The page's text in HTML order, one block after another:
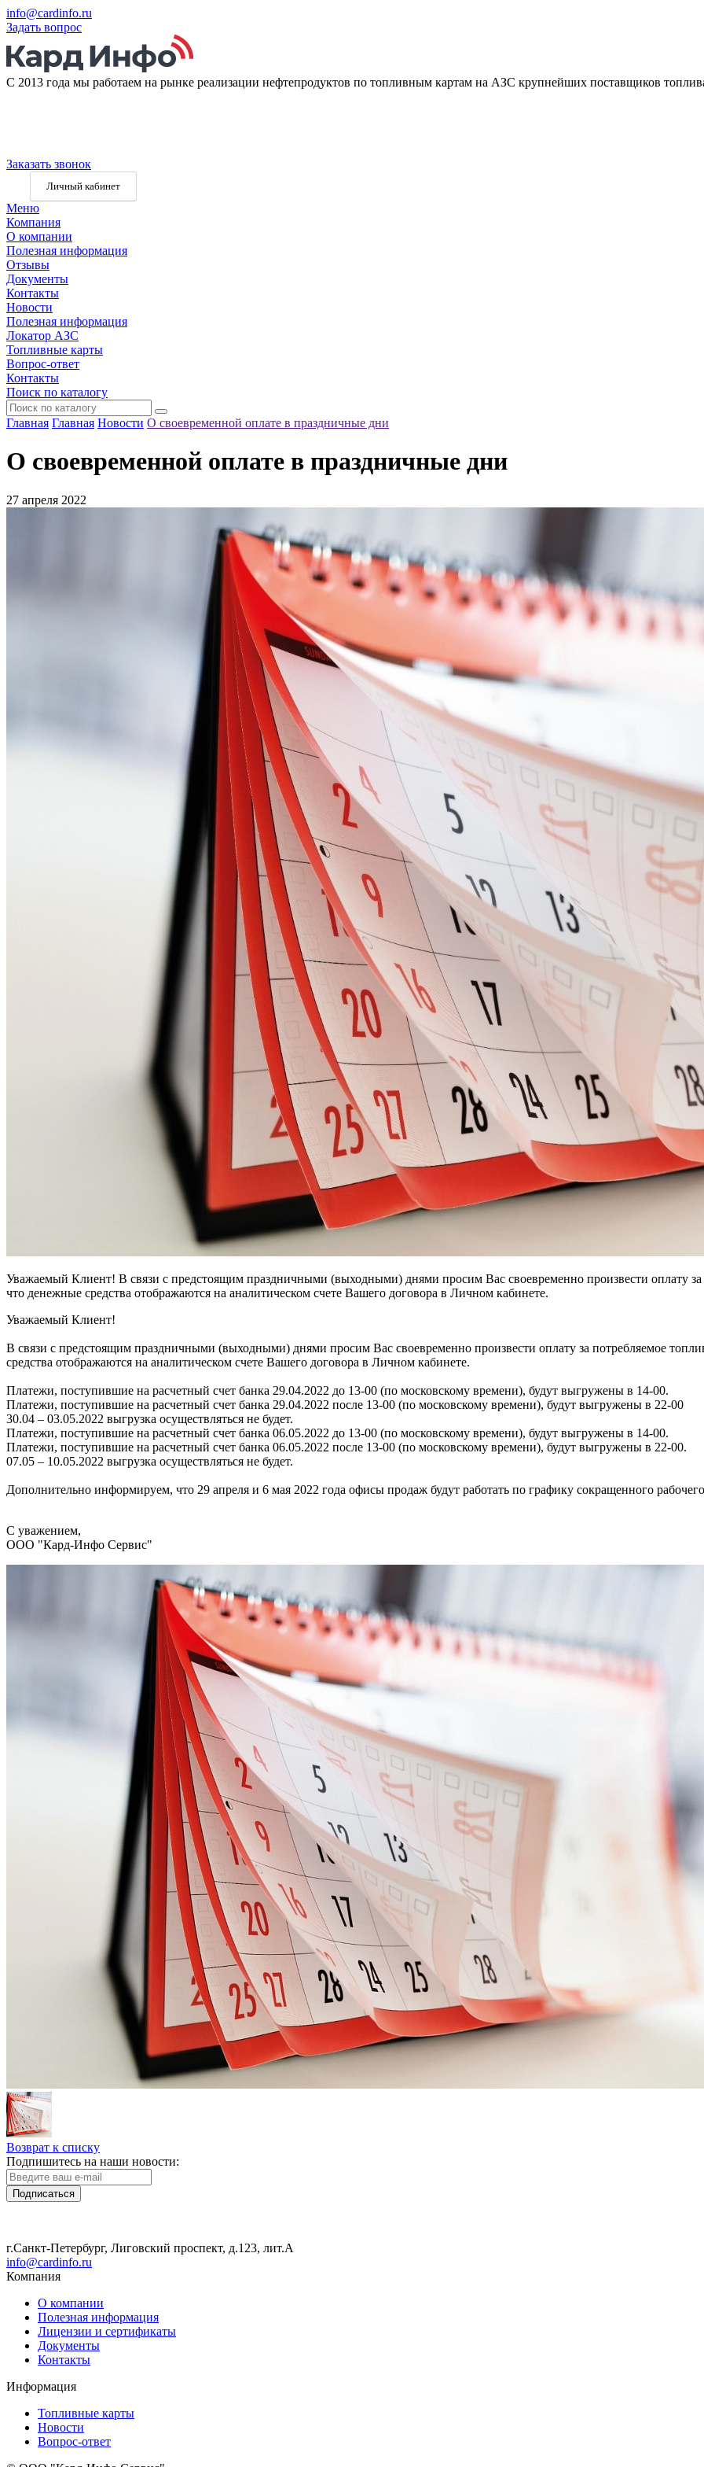
info@cardinfo.ru
Задать вопрос
С 2013 года мы работаем на рынке реализации нефтепродуктов по топливным картам на АЗС крупнейших поставщиков
Заказать звонок
Личный кабинет
Меню
Компания
О компании
Полезная информация
Отзывы
Документы
Контакты
Новости
Полезная информация
Локатор АЗС
Топливные карты
Вопрос-ответ
Контакты
Поиск по каталогу
Главная Главная Новости О своевременной оплате в праздничные дни
О своевременной оплате в праздничные дни
27 апреля 2022
Уважаемый Клиент! В связи с предстоящим праздничными (выходными) днями просим Вас своевременно произвести оплату за
что денежные средства отображаются на аналитическом счете Вашего договора в Личном кабинете.
Уважаемый Клиент!
В связи с предстоящим праздничными (выходными) днями просим Вас своевременно произвести оплату за потребляемое
средства отображаются на аналитическом счете Вашего договора в Личном кабинете.
Платежи, поступившие на расчетный счет банка 29.04.2022 до 13-00 (по московскому времени), будут выгружены в 14-00.
Платежи, поступившие на расчетный счет банка 29.04.2022 после 13-00 (по московскому времени), будут выгружены в 22-00
30.04 – 03.05.2022 выгрузка осуществляться не будет.
Платежи, поступившие на расчетный счет банка 06.05.2022 до 13-00 (по московскому времени), будут выгружены в 14-00.
Платежи, поступившие на расчетный счет банка 06.05.2022 после 13-00 (по московскому времени), будут выгружены в 22-00.
07.05 – 10.05.2022 выгрузка осуществляться не будет.
Дополнительно информируем, что 29 апреля и 6 мая 2022 года офисы продаж будут работать по графику сокращенного
С уважением,
ООО "Кард-Инфо Сервис"
Возврат к списку
Подпишитесь на наши новости:
Подписаться
г.Санкт-Петербург, Лиговский проспект, д.123, лит.А
info@cardinfo.ru
Компания
О компании
Полезная информация
Лицензии и сертификаты
Документы
Контакты
Информация
Топливные карты
Новости
Вопрос-ответ